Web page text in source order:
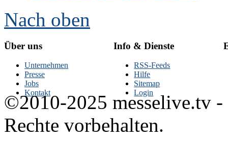
Nach oben
Über uns
Unternehmen
Presse
Jobs
Kontakt
Info & Dienste
RSS-Feeds
Hilfe
Sitemap
Login
©2010-2025 messelive.tv -
Rechte vorbehalten.